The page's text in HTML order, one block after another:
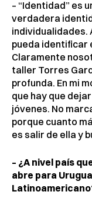
– “Identidad” es
verdadera
individualidades.
pueda identificar
Claramente
taller Torres
profunda. En mi
que hay que
jóvenes. No
porque cuanto
es salir de ella y
– ¿A nivel país
abre para